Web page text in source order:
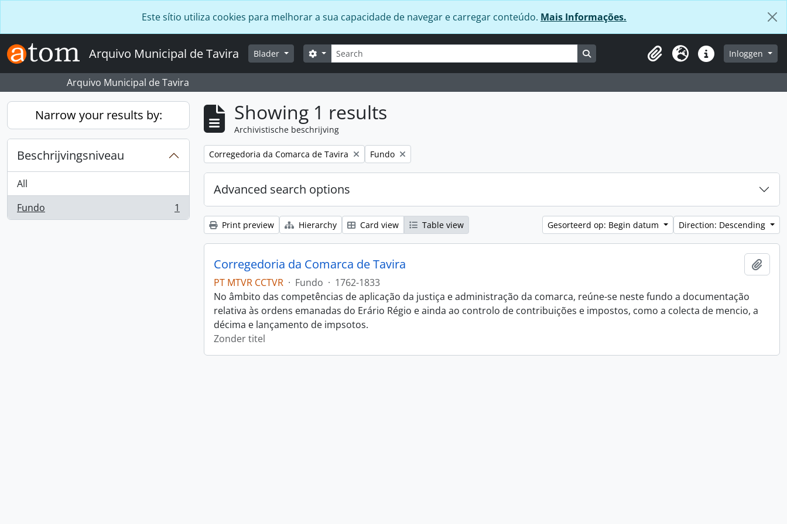
Este sítio utiliza cookies para melhorar a sua capacidade de navegar e carregar conteúdo. Mais Informações.
Arquivo Municipal de Tavira Blader zoeken
Search options Search in browse page
Clipboard
Taal Quick linksInloggen
Arquivo Municipal de Tavira
Narrow your results by:
Beschrijvingsniveau
All
Fundo
, 1 results 1
Showing 1 results
Archivistische beschrijving
Remove filter:
Corregedoria da Comarca de Tavira Remove filter:
Fundo
Advanced search options
Print preview Hierarchy Card view Table view Gesorteerd op: Begin datum Direction: Descending
Corregedoria da Comarca de Tavira
PT MTVR CCTVR · Fundo · 1762-1833
No âmbito das competências de aplicação da justiça e administração da comarca, reúne-se neste fundo a documentação
relativa às ordens emanadas do Erário Régio e ainda ao controlo de contribuições e impostos, como a colecta de mencio, a
décima e lançamento de impsotos.
Zonder titel